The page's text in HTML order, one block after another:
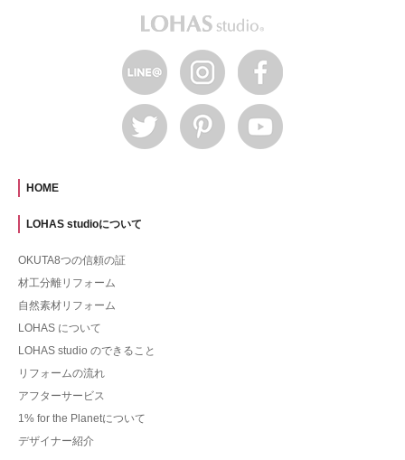
HOME
LOHAS studioについて
OKUTA8つの信頼の証
材工分離リフォーム
自然素材リフォーム
LOHAS について
LOHAS studio のできること
リフォームの流れ
アフターサービス
1% for the Planetについて
デザイナー紹介